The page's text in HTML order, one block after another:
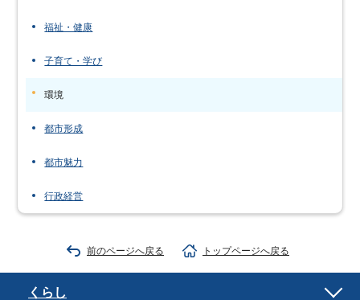
福祉・健康
子育て・学び
環境
都市形成
都市魅力
行政経営
前のページへ戻る トップページへ戻る
くらし